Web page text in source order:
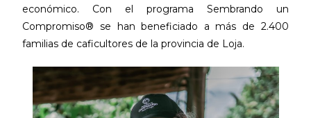
económico. Con el programa Sembrando un
Compromiso® se han beneficiado a más de 2.400
familias de caficultores de la provincia de Loja.